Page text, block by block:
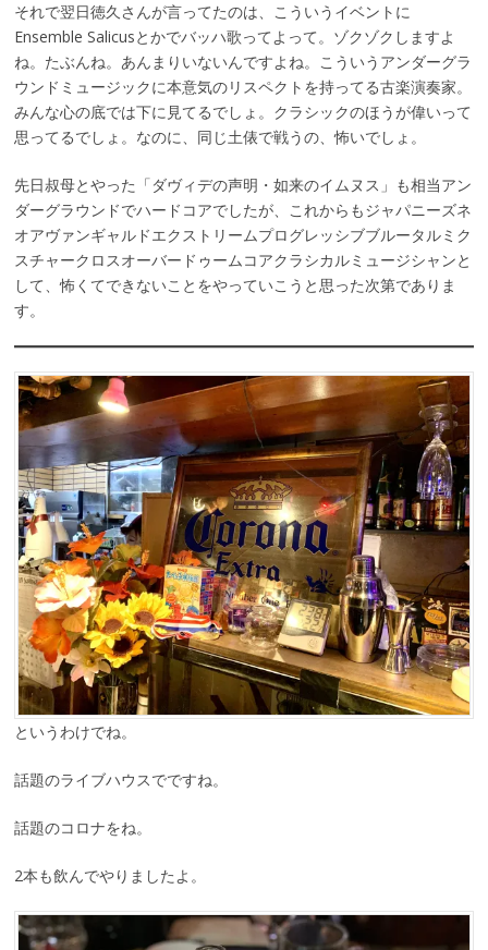
それで翌日徳久さんが言ってたのは、こういうイベントに
Ensemble Salicusとかでバッハ歌ってよって。ゾクゾクしますよ
ね。たぶんね。あんまりいないんですよね。こういうアンダーグラ
ウンドミュージックに本意気のリスペクトを持ってる古楽演奏家。
みんな心の底では下に見てるでしょ。クラシックのほうが偉いって
思ってるでしょ。なのに、同じ土俵で戦うの、怖いでしょ。
先日叔母とやった「ダヴィデの声明・如来のイムヌス」も相当アン
ダーグラウンドでハードコアでしたが、これからもジャパニーズネ
オアヴァンギャルドエクストリームプログレッシブブルータルミク
スチャークロスオーバードゥームコアクラシカルミュージシャンと
して、怖くてできないことをやっていこうと思った次第でありま
す。
というわけでね。
話題のライブハウスでですね。
話題のコロナをね。
2本も飲んでやりましたよ。